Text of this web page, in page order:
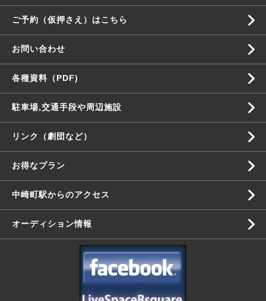
ご予約（仮押さえ）はこちら
お問い合わせ
各種資料（PDF)
駐車場,交通手段や周辺施設
リンク（劇団など）
お得なプラン
中崎町駅からのアクセス
オーディション情報